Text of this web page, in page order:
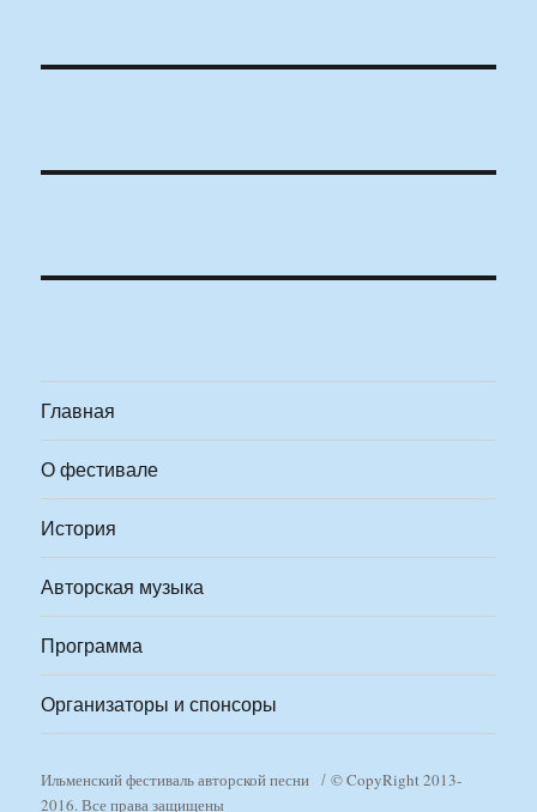
Главная
О фестивале
История
Авторская музыка
Программа
Организаторы и спонсоры
Ильменский фестиваль авторской песни
© CopyRight 2013-
2016. Все права защищены